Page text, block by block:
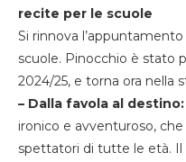
recite per le scuole
Si rinnova
scuole. Pinocchio è stato
2024/25, e torna ora nella
– Dalla favola al destino:
ironico e avventuroso,
spettatori di tutte le età. Il